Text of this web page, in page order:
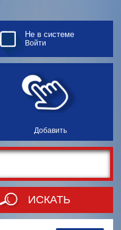
Добавить
Не в системе
Войти
ИСКАТЬ